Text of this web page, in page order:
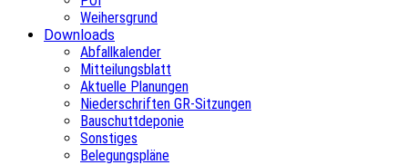
Weihersgrund
Downloads
Abfallkalender
Mitteilungsblatt
Aktuelle Planungen
Niederschriften GR-Sitzungen
Bauschuttdeponie
Sonstiges
Belegungspläne